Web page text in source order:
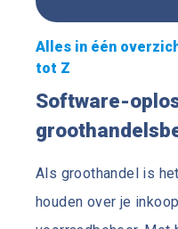
Alles in één
tot Z
Software-
Als groothandel is
houden over je